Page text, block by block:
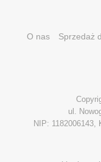
O nas Sprzedaż
ul.
NIP: 1182006143,